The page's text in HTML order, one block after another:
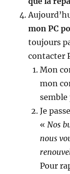
mon PC
toujours
contacter
Mon
mon
Je
«Nos
nous
Pour